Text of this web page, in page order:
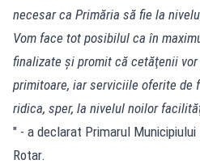
necesar ca Primăria să fie la
Vom face tot posibilul ca în
finalizate şi promit că cetăţenii
primitoare, iar serviciile oferite de
ridica, sper, la nivelul noilor
" - a declarat Primarul Municipiului
Rotar.